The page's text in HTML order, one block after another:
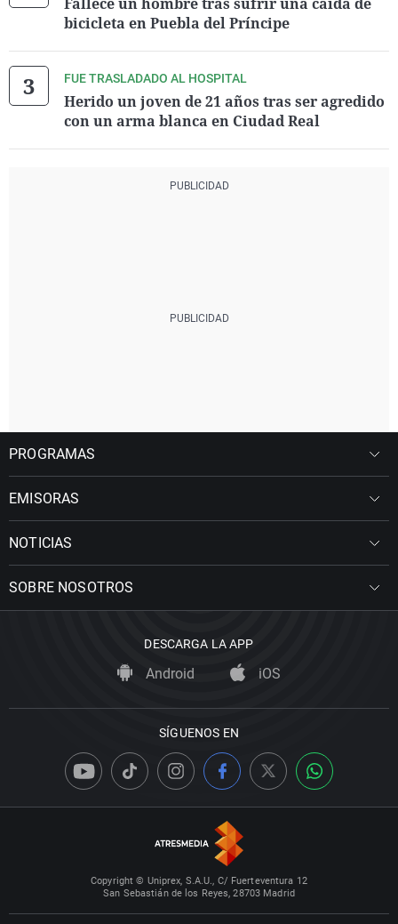
bicicleta en Puebla del Príncipe
FUE TRASLADADO AL HOSPITAL
Herido un joven de 21 años tras ser agredido
con un arma blanca en Ciudad Real
PROGRAMAS
EMISORAS
NOTICIAS
SOBRE NOSOTROS
DESCARGA LA APP
Android iOS
SÍGUENOS EN
Copyright © Uniprex, S.A.U., C/ Fuerteventura 12
San Sebastián de los Reyes, 28703 Madrid